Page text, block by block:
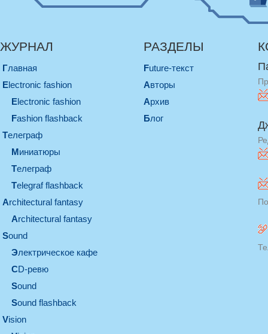
ЖУРНАЛ
Главная
electronic fashion
electronic fashion
Fashion flashback
телеграф
миниатюры
телеграф
Telegraf flashback
architectural fantasy
architectural fantasy
sound
электрическое кафе
CD-ревю
sound
Sound flashback
vision
РАЗДЕЛЫ
Future-текст
Авторы
Архив
Блог